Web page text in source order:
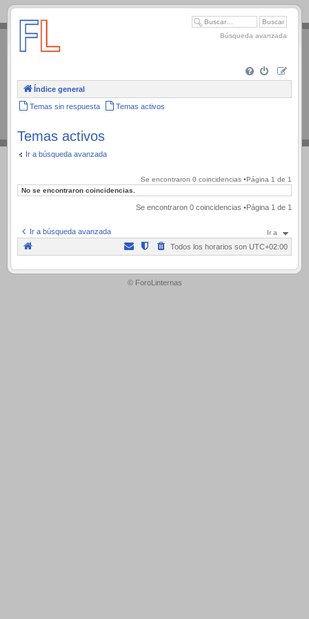
.
Búsqueda avanzada
Índice general
Temas sin respuesta Temas activos
Temas activos
Ir a búsqueda avanzada
Se encontraron 0 coincidencias •Página 1 de 1
No se encontraron coincidencias.
Se encontraron 0 coincidencias •Página 1 de 1
Ir a búsqueda avanzada Ir a
Todos los horarios son UTC+02:00
.
© ForoLinternas